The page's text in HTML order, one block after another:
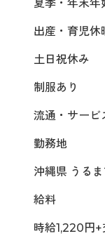
夏季・年末年
出産・育児休
土日祝休み
制服あり
流通・サービ
勤務地
沖縄県 うる
給料
時給1,220円